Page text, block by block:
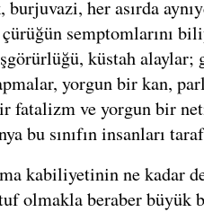
burjuvazi, her asırda
semptomlarını
küstah
yorgun bir kan,
fatalizm ve yorgun bir
bu sınıfın insanları
kabiliyetinin ne kadar
olmakla beraber büyük